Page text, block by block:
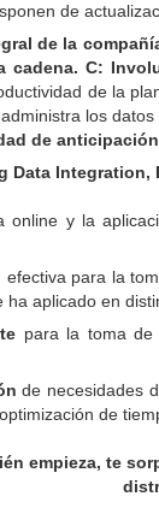
de
de la
cadena. C:
de la
los
de anticipación
Data Integration,
online y la
efectiva para la
aplicado en
para la toma de
de necesidades
de
empieza,